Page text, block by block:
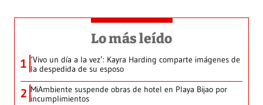
Lo más leído
1 ‘Vivo un día a la vez’: Kayra Harding comparte imágenes de
la despedida de su esposo
2 MiAmbiente suspende obras de hotel en Playa Bijao por
incumplimientos